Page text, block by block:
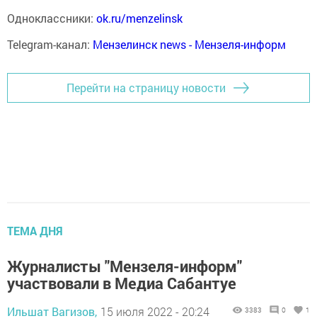
Одноклассники: ok.ru/menzelinsk
Telegram-канал: Мензелинск news - Мензеля-информ
Перейти на страницу новости
ТЕМА ДНЯ
Журналисты "Мензеля-информ"
участвовали в Медиа Сабантуе
Ильшат Вагизов, 15 июля 2022 - 20:24 3383 0 1